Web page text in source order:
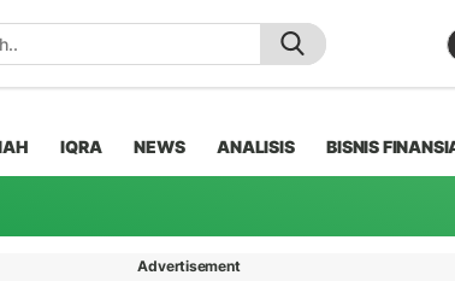
IQRA NEWS ANALISIS BISNIS
Advertisement